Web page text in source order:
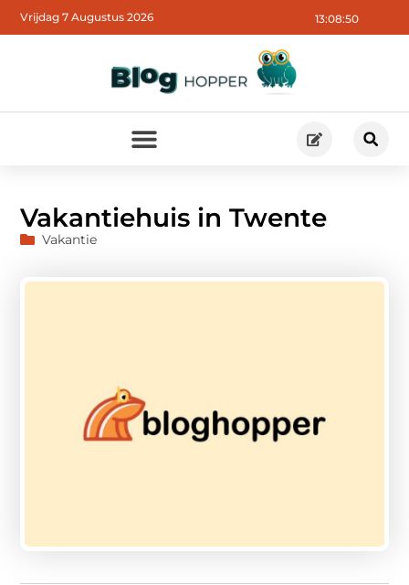
13:08:52
Vrijdag 7 Augustus 2026
Vakantiehuis in Twente
Vakantie